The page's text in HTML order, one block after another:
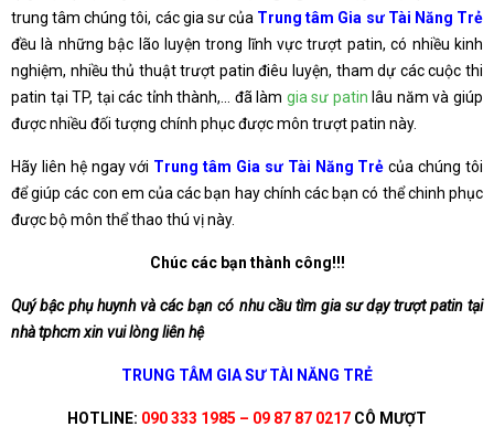
trung tâm chúng tôi, các gia sư của Trung tâm Gia sư Tài Năng Trẻ
đều là những bậc lão luyện trong lĩnh vực trượt patin, có nhiều kinh
nghiệm, nhiều thủ thuật trượt patin điêu luyện, tham dự các cuộc thi
patin tại TP, tại các tỉnh thành,… đã làm gia sư patin lâu năm và giúp
được nhiều đối tượng chính phục được môn trượt patin này.
Hãy liên hệ ngay với Trung tâm Gia sư Tài Năng Trẻ của chúng tôi
để giúp các con em của các bạn hay chính các bạn có thể chinh phục
được bộ môn thể thao thú vị này.
Chúc các bạn thành công!!!
Quý bậc phụ huynh và các bạn có nhu cầu tìm gia sư dạy trượt patin tại
nhà tphcm xin vui lòng liên hệ
TRUNG TÂM GIA SƯ TÀI NĂNG TRẺ
HOTLINE: 090 333 1985 – 09 87 87 0217 CÔ MƯỢT